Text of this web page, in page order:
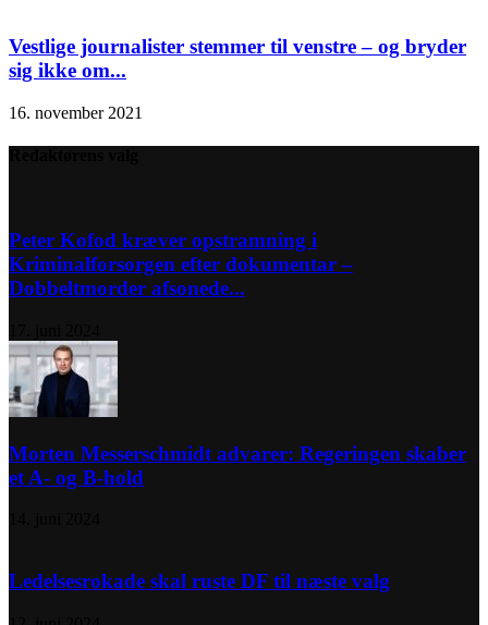
Vestlige journalister stemmer til venstre – og bryder
sig ikke om...
16. november 2021
Peter Kofod kræver opstramning i
Kriminalforsorgen efter dokumentar –
Dobbeltmorder afsonede...
Morten Messerschmidt advarer: Regeringen skaber
et A- og B-hold
Ledelsesrokade skal ruste DF til næste valg